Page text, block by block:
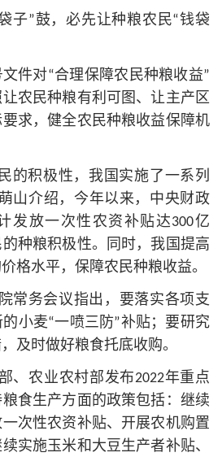
子”鼓，必先让种粮农民“钱袋
件对“合理保障农民种粮收益”
农民种粮有利可图、让主产区
求，健全农民种粮收益保障机
的积极性，我国实施了一系列
山介绍，今年以来，中央财政
发放一次性农资补贴达300亿
种粮积极性。同时，我国提高
格水平，保障农民种粮收益。
常务会议指出，要落实各项支
小麦“一喷三防”补贴；要研究
及时做好粮食托底收购。
、农业农村部发布2022年重点
食生产方面的政策包括：继续
次性农资补贴、开展农机购置
实施玉米和大豆生产者补贴、